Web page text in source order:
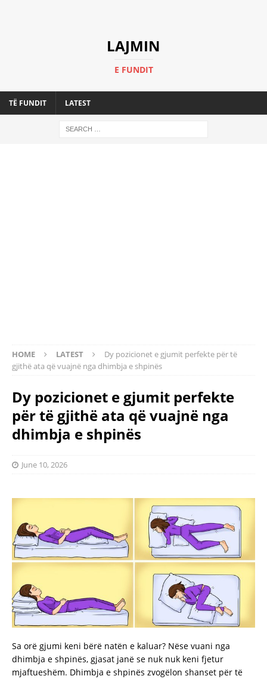
LAJMIN
E FUNDIT
TË FUNDIT LATEST
HOME LATEST
Dy pozicionet e gjumit perfekte për të
gjithë ata që vuajnë nga dhimbja e shpinës
Dy pozicionet e gjumit perfekte
për të gjithë ata që vuajnë nga
dhimbja e shpinës
June 10, 2026
Sa orë gjumi keni bërë natën e kaluar? Nëse vuani nga
dhimbja e shpinës, gjasat janë se nuk nuk keni fjetur
mjaftueshëm. Dhimbja e shpinës zvogëlon shanset për të